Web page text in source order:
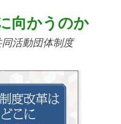
向かうのか
同活動団体制度